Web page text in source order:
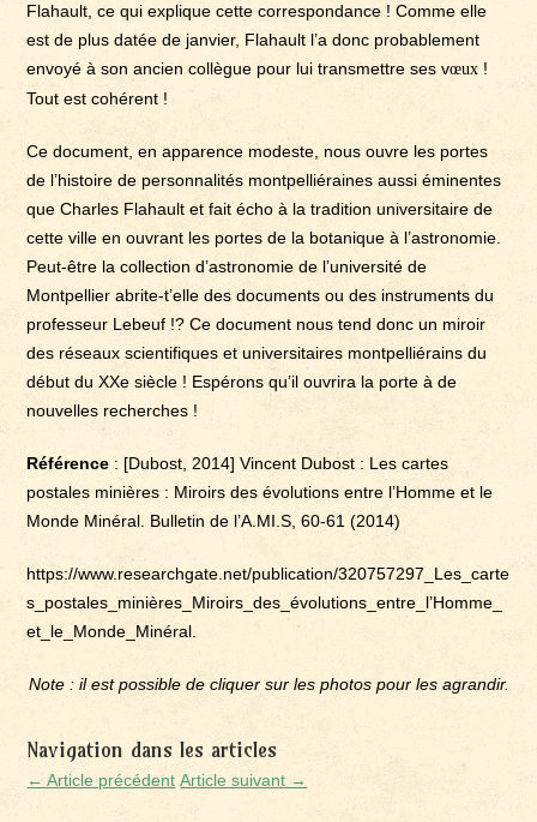
Flahault, ce qui explique cette correspondance ! Comme elle
est de plus datée de janvier, Flahault l’a donc probablement
envoyé à son ancien collègue pour lui transmettre ses vœux !
Tout est cohérent !
Ce document, en apparence modeste, nous ouvre les portes
de l’histoire de personnalités montpelliéraines aussi éminentes
que Charles Flahault et fait écho à la tradition universitaire de
cette ville en ouvrant les portes de la botanique à l’astronomie.
Peut-être la collection d’astronomie de l’université de
Montpellier abrite-t’elle des documents ou des instruments du
professeur Lebeuf !? Ce document nous tend donc un miroir
des réseaux scientifiques et universitaires montpelliérains du
début du XXe siècle ! Espérons qu’il ouvrira la porte à de
nouvelles recherches !
Référence : [Dubost, 2014] Vincent Dubost : Les cartes
postales minières : Miroirs des évolutions entre l’Homme et le
Monde Minéral. Bulletin de l’A.MI.S, 60-61 (2014)
https://www.researchgate.net/publication/320757297_Les_carte
s_postales_minières_Miroirs_des_évolutions_entre_l’Homme_
et_le_Monde_Minéral.
Note : il est possible de cliquer sur les photos pour les agrandir.
Navigation dans les articles
← Article précédent Article suivant →